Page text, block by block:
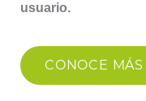
usuario.
CONOCE MÁS